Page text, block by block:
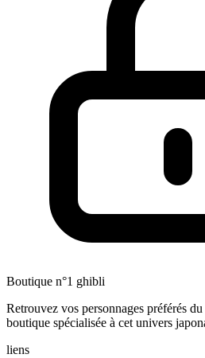
Boutique n°1 ghibli
Retrouvez vos personnages préférés
boutique spécialisée à cet univers
liens